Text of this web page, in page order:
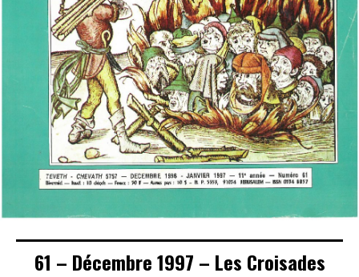
61 – Décembre 1997 – Les Croisades